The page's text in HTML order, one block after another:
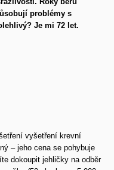
problémy s
Je mi 72 let.
vyšetření krevní
– jeho cena se pohybuje
dokoupit jehličky na odběr